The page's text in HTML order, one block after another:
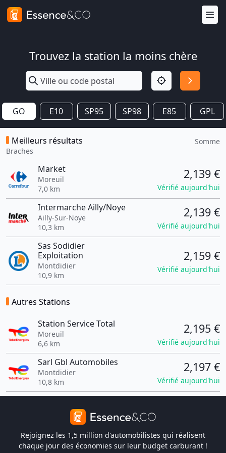
Trouvez la station la moins chère
GO E10 SP95 SP98 E85 GPL
Meilleurs résultats
Braches
Somme
Market
Moreuil
7,0 km
2,139 €
Vérifié aujourd'hui
Intermarche Ailly/Noye
Ailly-Sur-Noye
10,3 km
2,139 €
Vérifié aujourd'hui
Sas Sodidier
Exploitation
Montdidier
10,9 km
2,159 €
Vérifié aujourd'hui
Autres Stations
Station Service Total
Moreuil
6,6 km
2,195 €
Vérifié aujourd'hui
Sarl Gbl Automobiles
Montdidier
10,8 km
2,197 €
Vérifié aujourd'hui
Rejoignez les 1,5 million d'automobilistes qui réalisent
chaque jour des économies sur leur budget carburant !